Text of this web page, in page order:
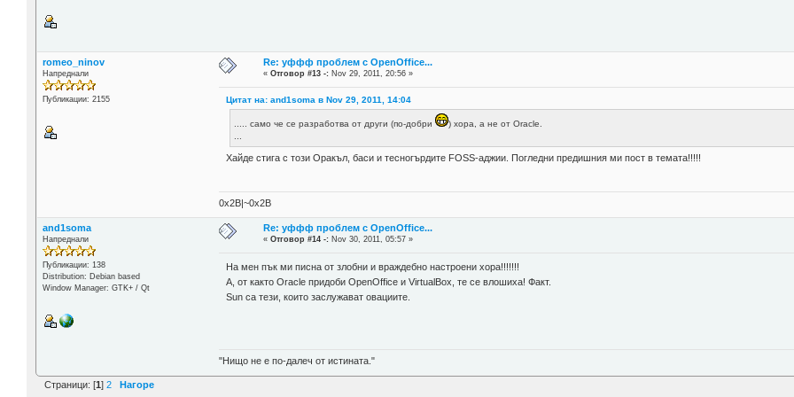
romeo_ninov
Напреднали
Публикации: 2155
Re: уффф проблем с OpenOffice...
«Отговор #13 -: Nov 29, 2011, 20:56 »
Цитат на: and1soma в Nov 29, 2011, 14:04
..... само че се разработва от други (по-добри
) хора, а не от Oracle.
Хайде стига с този Оракъл, баси и тесногърдите FOSS-аджии. Погледни предишния ми пост в темата!!!!!
0x2B|~0x2B
and1soma
Напреднали
Публикации: 138
Distribution: Debian based
Window Manager: GTK+ / Qt
Re: уффф проблем с OpenOffice...
«Отговор #14 -: Nov 30, 2011, 05:57 »
На мен пък ми писна от злобни и враждебно настроени хора!!!!!!!
А, от както Oracle придоби OpenOffice и VirtualBox, те се влошиха! Факт.
Sun са тези, които заслужават овациите.
"Нищо не е по-далеч от истината."
Страници: [1] 2 Нагоре